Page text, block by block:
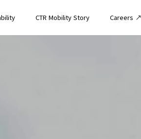
CTR Mobility Story Careers ↗